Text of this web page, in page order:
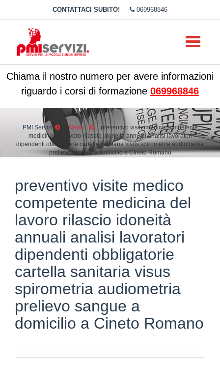
CONTATTACI SUBITO! 069968846
Toggle
Chiama il nostro numero per avere informazioni
riguardo i corsi di formazione 069968846
PMI Servizi News
preventivo visite medico competente
medicina del lavoro rilascio idoneità annuali analisi lavoratori
dipendenti obbligatorie cartella sanitaria visus spirometria audiometria
prelievo sangue a domicilio a Cineto Romano
preventivo visite medico
competente medicina del
lavoro rilascio idoneità
annuali analisi lavoratori
dipendenti obbligatorie
cartella sanitaria visus
spirometria audiometria
prelievo sangue a
domicilio a Cineto Romano